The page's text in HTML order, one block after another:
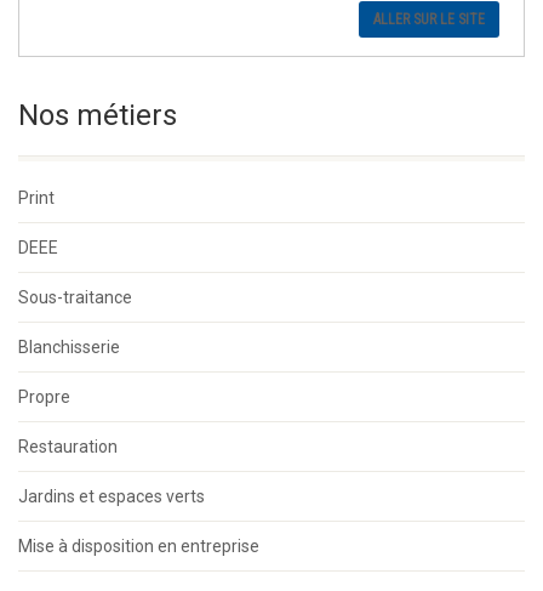
ALLER SUR LE SITE
Nos métiers
Print
DEEE
Sous-traitance
Blanchisserie
Propre
Restauration
Jardins et espaces verts
Mise à disposition en entreprise